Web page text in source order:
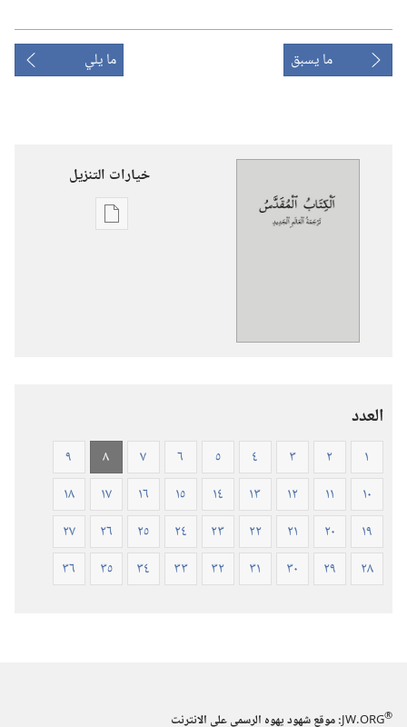
ما يسبق ما يلي
خيارات التنزيل
خيارات
(ورقي
الغلاف)
العدد
١ ٢ ٣ ٤ ٥ ٦ ٧ ٨
٩
١٠
١١ ١٢ ١٣ ١٤ ١٥ ١٦ ١٧
١٨
١٩
٢٠ ٢١ ٢٢ ٢٣ ٢٤ ٢٥ ٢٦
٢٧
٢٨
٢٩ ٣٠ ٣١ ٣٢ ٣٣ ٣٤ ٣٥ ٣٦
JW.ORG®
:‏ موقع شهود يهوه الرسمي على الانترنت